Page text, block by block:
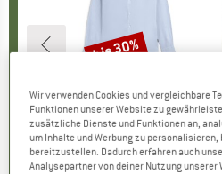
Preis
71,97 €
Artikel
Malibu Shirt
Produktgruppe
Hemd
Preis
119,95 € reduzierter
ab83,97 €
Rabatt
bis 30%
Wir verwenden Cookies und vergleichbare
Funktionen unserer Website zu
zusätzliche Dienste und Funktionen an,
um Inhalte und Werbung zu
bereitzustellen. Dadurch erfahren auch
Analysepartner von deiner Nutzung